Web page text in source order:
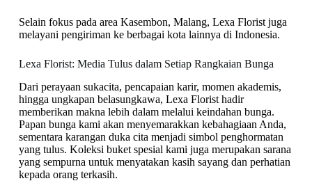
Selain fokus pada area Kasembon, Malang, Lexa Florist juga
melayani pengiriman ke berbagai kota lainnya di Indonesia.
Lexa Florist: Media Tulus dalam Setiap Rangkaian Bunga
Dari perayaan sukacita, pencapaian karir, momen akademis,
hingga ungkapan belasungkawa, Lexa Florist hadir
memberikan makna lebih dalam melalui keindahan bunga.
Papan bunga kami akan menyemarakkan kebahagiaan Anda,
sementara karangan duka cita menjadi simbol penghormatan
yang tulus. Koleksi buket spesial kami juga merupakan sarana
yang sempurna untuk menyatakan kasih sayang dan perhatian
kepada orang terkasih.